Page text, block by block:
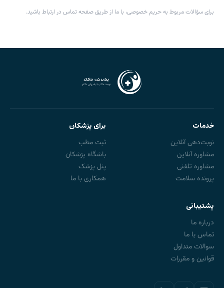
برای سؤالات مربوط به حریم خصوصی، با ما از طریق صفحه تماس در ارتباط باشید.
خدمات
نوبت‌دهی آنلاین
مشاوره آنلاین
مشاوره تلفنی
پرونده سلامت
برای پزشکان
ثبت مطب
باشگاه پزشکان
پنل پزشک
همکاری با ما
پشتیبانی
درباره ما
تماس با ما
سوالات متداول
قوانین و مقررات